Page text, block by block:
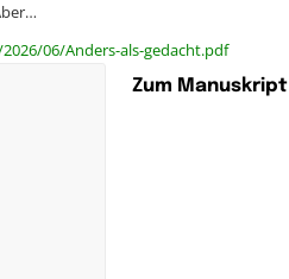
06/Anders-als-gedacht.pdf
Zum Manuskript